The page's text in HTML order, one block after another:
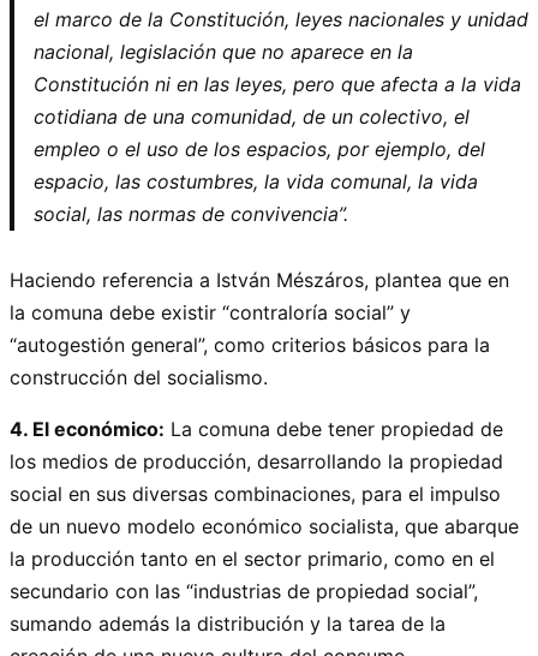
el marco de la Constitución, leyes nacionales y unidad
nacional, legislación que no aparece en la
Constitución ni en las leyes, pero que afecta a la vida
cotidiana de una comunidad, de un colectivo, el
empleo o el uso de los espacios, por ejemplo, del
espacio, las costumbres, la vida comunal, la vida
social, las normas de convivencia”.
Haciendo referencia a István Mészáros, plantea que en
la comuna debe existir “contraloría social” y
“autogestión general”, como criterios básicos para la
construcción del socialismo.
4. El económico: La comuna debe tener propiedad de
los medios de producción, desarrollando la propiedad
social en sus diversas combinaciones, para el impulso
de un nuevo modelo económico socialista, que abarque
la producción tanto en el sector primario, como en el
secundario con las “industrias de propiedad social”,
sumando además la distribución y la tarea de la